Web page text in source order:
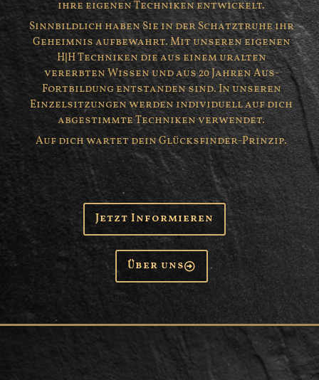
ihre eigenen Techniken entwickelt.
Sinnbildlich haben Sie in der Schatztruhe ihr
Geheimnis aufbewahrt. Mit unseren eigenen
H|H Techniken die aus einem uralten
vererbten Wissen und aus 20 Jahren Aus-
Fortbildung entstanden sind. In unseren
Einzelsitzungen werden individuell auf dich
abgestimmte Techniken verwendet.
Auf dich wartet dein Glücksfinder-Prinzip.
Jetzt Informieren
Über uns